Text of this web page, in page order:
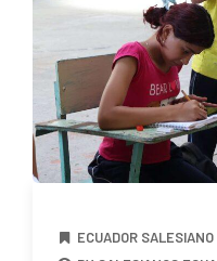
ECUADOR SALESIANO